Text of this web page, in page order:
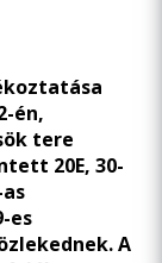
én,
tere
20E, 30-
es
A